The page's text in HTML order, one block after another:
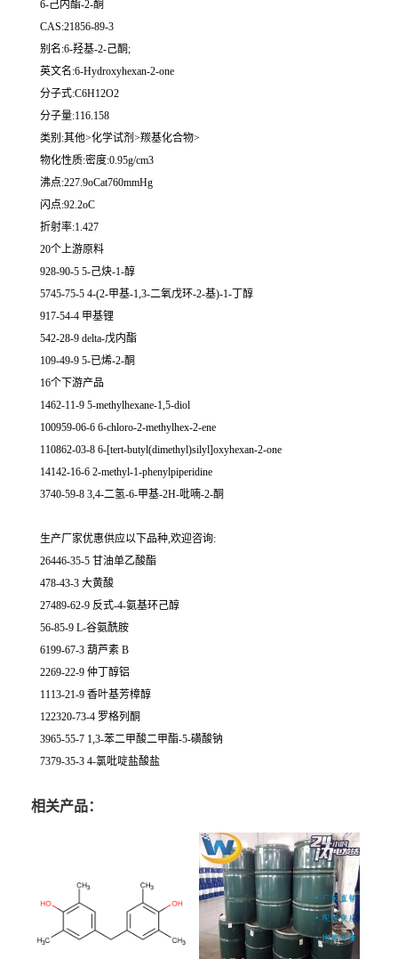
6-己内酯-2-酮
CAS:21856-89-3
别名:6-羟基-2-己酮;
英文名:6-Hydroxyhexan-2-one
分子式:C6H12O2
分子量:116.158
类别:其他>化学试剂>羰基化合物>
物化性质:密度:0.95g/cm3
沸点:227.9oCat760mmHg
闪点:92.2oC
折射率:1.427
20个上游原料
928-90-5 5-己炔-1-醇
5745-75-5 4-(2-甲基-1,3-二氧戊环-2-基)-1-丁醇
917-54-4 甲基锂
542-28-9 delta-戊内酯
109-49-9 5-已烯-2-酮
16个下游产品
1462-11-9 5-methylhexane-1,5-diol
100959-06-6 6-chloro-2-methylhex-2-ene
110862-03-8 6-[tert-butyl(dimethyl)silyl]oxyhexan-2-one
14142-16-6 2-methyl-1-phenylpiperidine
3740-59-8 3,4-二氢-6-甲基-2H-吡喃-2-酮
生产厂家优惠供应以下品种,欢迎咨询:
26446-35-5 甘油单乙酸酯
478-43-3 大黄酸
27489-62-9 反式-4-氨基环己醇
56-85-9 L-谷氨酰胺
6199-67-3 葫芦素 B
2269-22-9 仲丁醇铝
1113-21-9 香叶基芳樟醇
122320-73-4 罗格列酮
3965-55-7 1,3-苯二甲酸二甲酯-5-磺酸钠
7379-35-3 4-氯吡啶盐酸盐
相关产品：